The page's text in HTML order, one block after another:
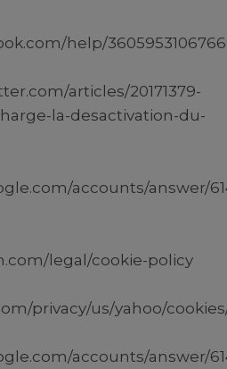
help/
articles/20171379-
la-desactivation-du-
accounts/answer/
legal/cookie-policy
privacy/us/yahoo/
accounts/answer/